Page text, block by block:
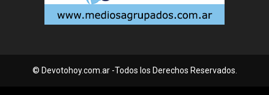
© Devotohoy.com.ar -Todos los Derechos Reservados.